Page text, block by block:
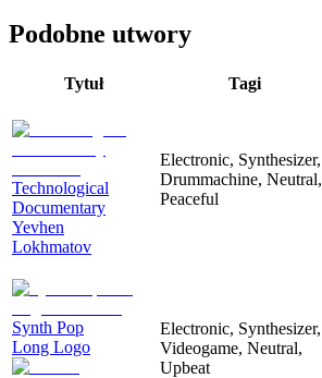
Podobne utwory
Tytuł Tagi
Technological
Documentary
Yevhen
Lokhmatov
Electronic, Synthesizer,
Drummachine, Neutral,
Peaceful
Synth Pop
Long Logo
Electronic, Synthesizer,
Videogame, Neutral,
Upbeat